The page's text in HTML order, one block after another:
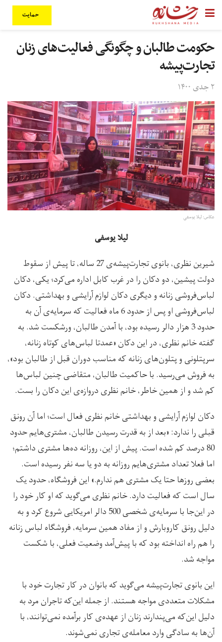
حمایت
حکومت طالبان و چگونگی فعالیت‌های زنان
تجارت‌پیشه
۲ جدی ۱۴۰۰
عکاس:‌ لیلا یوسفی
لیلا یوسفی
شیرین نظری، بانوی تجارت‌پیشه‌ی 27 ساله، تا پیش از سقوط
دولت پیشین، دو دکان را در غرب کابل اداره می‌کرد؛ یکی، دکان
لباس‌فروشی زنانه و دیگری دکان لوازم آرایشی و بهداشتی. دکان
لباس‌فروشی او پس از حدود 6 ماه فعالیت که سرمایه‌ی آن به
حدود 3 هزار دالر رسیده بود، با آمدن طالبان، ورشکست شد. به
گفته خانم نظری، در این دکان «عمدتا لباس‌های کوتاه زنانه،
سرپتلونی و پتلون‌های زنانه که مناسب دوران قبل از طالبان بود»،
به فروش می‌رسید. با حاکمیت طالبان، متقاضی چنین لباس‌ها
کم شد و از همین خاطر، خانم نظری دروازه‌ی این دکان را بست.
دکان لوازم آرایشی و بهداشتی خانم نظری فعال است؛ اما آن رونق
قبلی را ندارد: «بعد از به قدرت رسیدن طالبان، مشتری‌هایم حدود
80 درصد کم شده است. پیش از این، روزانه ده‌ها مشتری داشتم؛
اما فعلا تعداد مشتری‌هایم روزانه به دو یا سه نفر رسیده است.
بعضی روزها حتا یک مشتری هم ندارم.» این فروشگاه، حدود یک
سال است که فعالیت دارد. خانم نظری می‌گوید که او کار خود را
در این‌جا با سرمایه‌ی شخصی 500 دالر امریکایی شروع کرد و به
دلیل رونق کاروبارش و از مفاد همین سرمایه، فروشگاه لباس زنانه
را هم راه انداخته بود که با پیش‌آمد وضعیت فعلی، با شکست
مواجه شد.
این بانوی تجارت‌پیشه می‌گوید که بانوان در کار تجارت خود با
مشکلات متعددی مواجه هستند. از جمله این‌که تاجران مرد به
دلیل این‌که می‌پندارند زنان از عهده‌ی کار برآمده نمی‌توانند، با
آن‌ها به سادگی وارد معامله‌ی تجاری نمی‌شوند.